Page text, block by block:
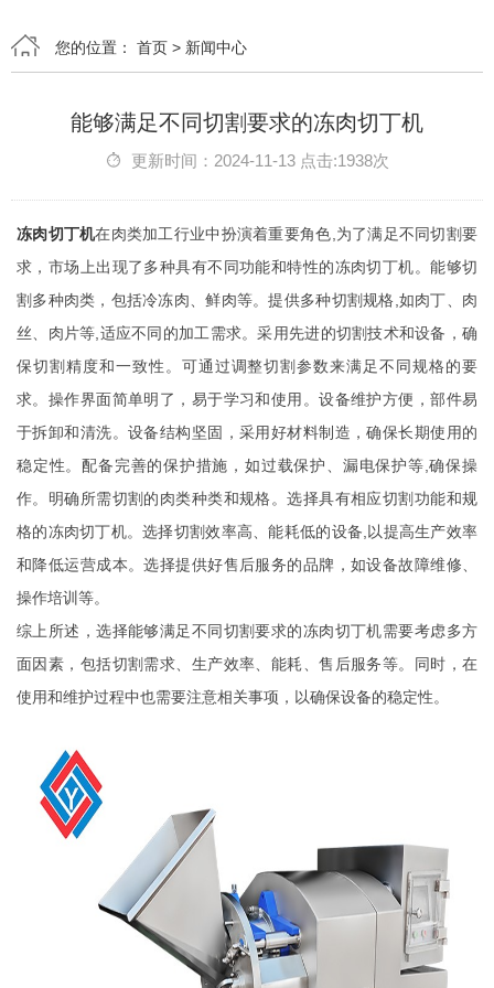
您的位置： 首页 > 新闻中心
能够满足不同切割要求的冻肉切丁机
更新时间：2024-11-13 点击:1938次
冻肉切丁机在肉类加工行业中扮演着重要角色,为了满足不同切割要
求，市场上出现了多种具有不同功能和特性的冻肉切丁机。能够切
割多种肉类，包括冷冻肉、鲜肉等。提供多种切割规格,如肉丁、肉
丝、肉片等,适应不同的加工需求。采用先进的切割技术和设备，确
保切割精度和一致性。可通过调整切割参数来满足不同规格的要
求。操作界面简单明了，易于学习和使用。设备维护方便，部件易
于拆卸和清洗。设备结构坚固，采用好材料制造，确保长期使用的
稳定性。配备完善的保护措施，如过载保护、漏电保护等,确保操
作。明确所需切割的肉类种类和规格。选择具有相应切割功能和规
格的冻肉切丁机。选择切割效率高、能耗低的设备,以提高生产效率
和降低运营成本。选择提供好售后服务的品牌，如设备故障维修、
操作培训等。
综上所述，选择能够满足不同切割要求的冻肉切丁机需要考虑多方
面因素，包括切割需求、生产效率、能耗、售后服务等。同时，在
使用和维护过程中也需要注意相关事项，以确保设备的稳定性。